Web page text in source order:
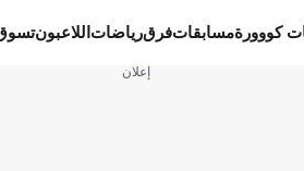
كووورةمسابقاتفرقرياضات اللاعبون
إعلان